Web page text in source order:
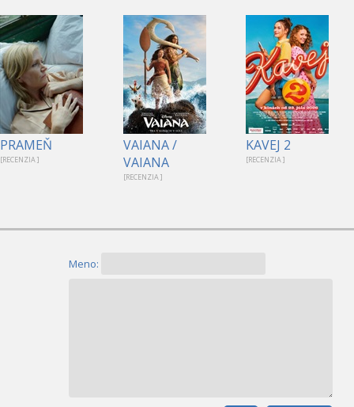
PRAMEŇ
[RECENZIA ]
VAIANA /
VAIANA
[RECENZIA ]
KAVEJ 2
[RECENZIA ]
Meno: